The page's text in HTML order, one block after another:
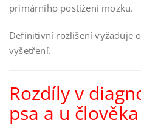
primárního postižení mozku.
Definitivní rozlišení vyžaduje
vyšetření.
Rozdíly v
psa a u člověka